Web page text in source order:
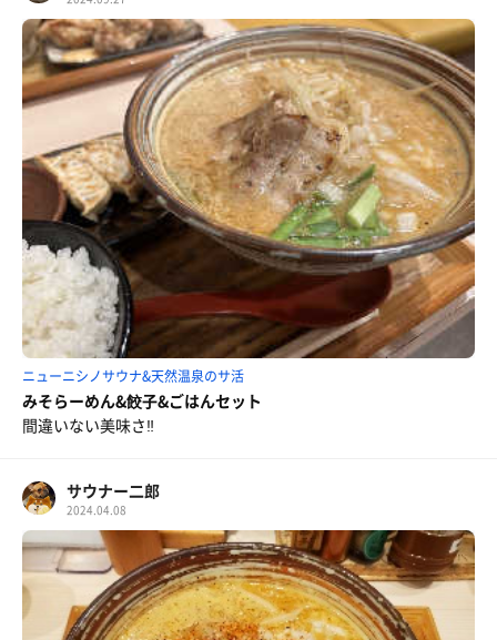
ニューニシノサウナ&天然温泉のサ活
みそらーめん&餃子&ごはんセット
間違いない美味さ‼️
サウナー二郎
2024.04.08